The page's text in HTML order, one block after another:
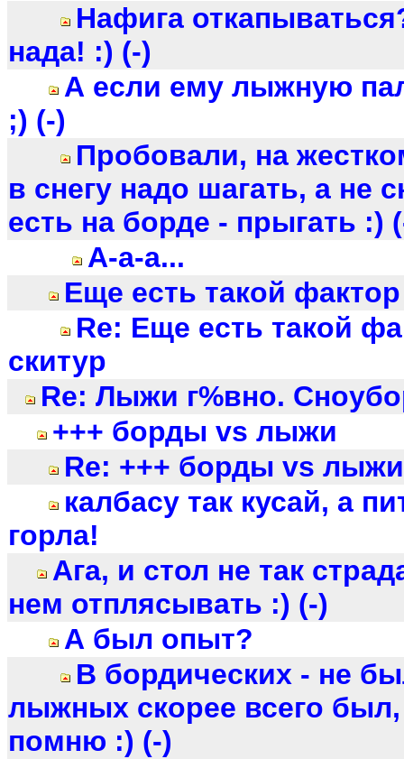
Нафига
нада! :) (-)
А если ему лыжную
;) (-)
Пробовали, на
в снегу надо шагать, а не
есть на борде - прыгать :)
А-а-а...
Еще есть такой фактор
Re: Еще есть такой
скитур
Re: Лыжи г%вно.
+++ борды vs лыжи
Re: +++ борды vs лыжи
калбасу так кусай, а
горла!
Ага, и стол не так
нем отплясывать :) (-)
А был опыт?
В бордических - не
лыжных скорее всего
помню :) (-)